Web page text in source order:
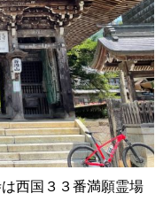
西国３３番満願霊場